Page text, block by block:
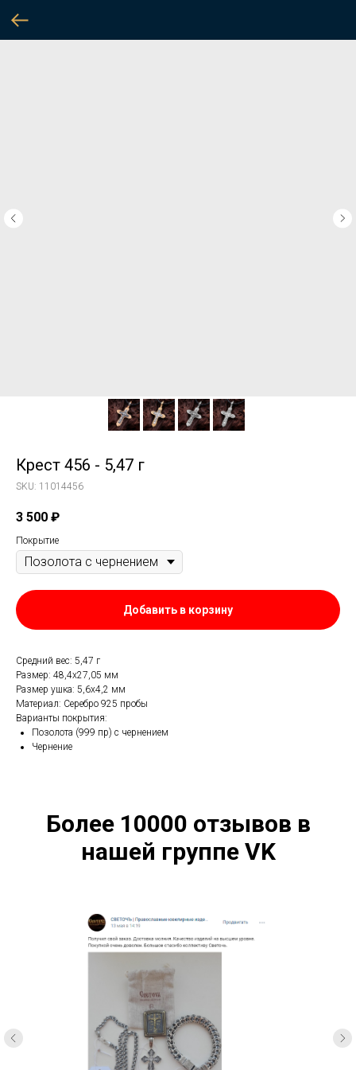
Крест 456 - 5,47 г
SKU: 11014456
3 500 ₽
Покрытие
Добавить в корзину
Средний вес: 5,47 г
Размер: 48,4х27,05 мм
Размер ушка: 5,6х4,2 мм
Материал: Серебро 925 пробы
Варианты покрытия:
Позолота (999 пр) с чернением
Чернение
Более 10000 отзывов в
нашей группе VK